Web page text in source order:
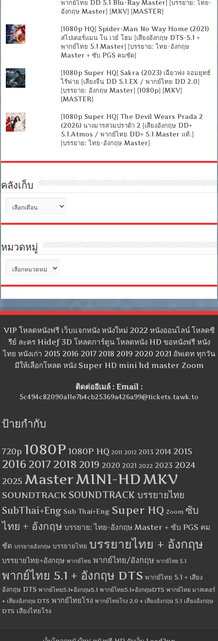
พากย์ไทย DD 5.1 Blu-Ray Master] [บรรยาย: ไทย-
อังกฤษ Master] [MKV] [MASTER]
[1080p HQ] Spider-Man No Way Home (2021)
สไปเดอร์แมน โน เวย์ โฮม [เสียงอังกฤษ DTS-5.1 +
พากย์ไทย 5.1 Master] [บรรยาย: ไทย-อังกฤษ
Master + ซับ PGS คมชัด]
[1080p Super HQ] Sakra (2023) เฉียวฟง จอมยุทธ์
ไร้พ่าย [เสียงจีน DD 5.1.EX / พากย์ไทย DD 2.0]
[บรรยาย: อังกฤษ Master] [1080p] [MKV]
[MASTER]
[1080p Super HQ] The Devil Wears Prada 2
(2026) นางมารสวมปราด้า 2 [เสียงอังกฤษ DD+
5.1.Atmos / พากย์ไทย DD+ 5.1 Master แท้.]
[บรรยาย: ไทย-อังกฤษ Master]
คลังเก็บ
เก็บ
หมวดหมู่
หมู่
VIP โหลดหนังฟรี เว็บแจกหนัง หนังใหม่ 2022 หนังออนไลน์ โหลดซี
รีย์ ละคร Hidef 3D โหลดการ์ตูน โหลดหนัง HD ขอหนังฟรี หนัง
ไทย หนังเก่า 2015 2016 2017 2018 2019 2020 2021 อัพเดท ทุกวัน
มีให้เลือกโหลด หนัง Super HD mini hd master Zoom
ติดต่ออีเมล์ : Email :
5c494c82090a11e7b4cb25369a426a99@tickets.tawk.to
ป้ายกำกับ
720p 1080P 1080P HQ 2011 2012 2013 2014 2015
2016 2017 2018 2019 2020 2021 2022 2023 2024
2025 MasterMINI-HDMKV
SOUNDTRACK SOUNDTRACK บรรยายไทย
SubThai+Eng Sub Thai+Eng Super HQ Zoom ซับ
ไทย + อังกฤษ บรรยาย: ไทย-อังกฤษ Master + ซับ PGS คม
ชัด บรรยายอังกฤษ บรรยายไทย บรรยายไทย + อังกฤษ
บรรยายไทย+อังกฤษ พากย์ไทย พากย์ไทย/อังกฤษ พากย์ไทย 5.1
พากย์ไทย 5.1 + อังกฤษ DTS พากย์ไทย 5.1 + เสียง
อังกฤษ DTS พากย์ไทย5.1+อังกฤษ5.1 พากย์ไทย5.1+อังกฤษDTS พากย์ไทย มาสเตอร์
+ เสียงอังกฤษ DTS พากย์ไทยโรง พากย์ไทยโรง 2.0 + เสียงอังกฤษ 5.1 เสียงอังกฤษ
DTS เสียงไทยโรง